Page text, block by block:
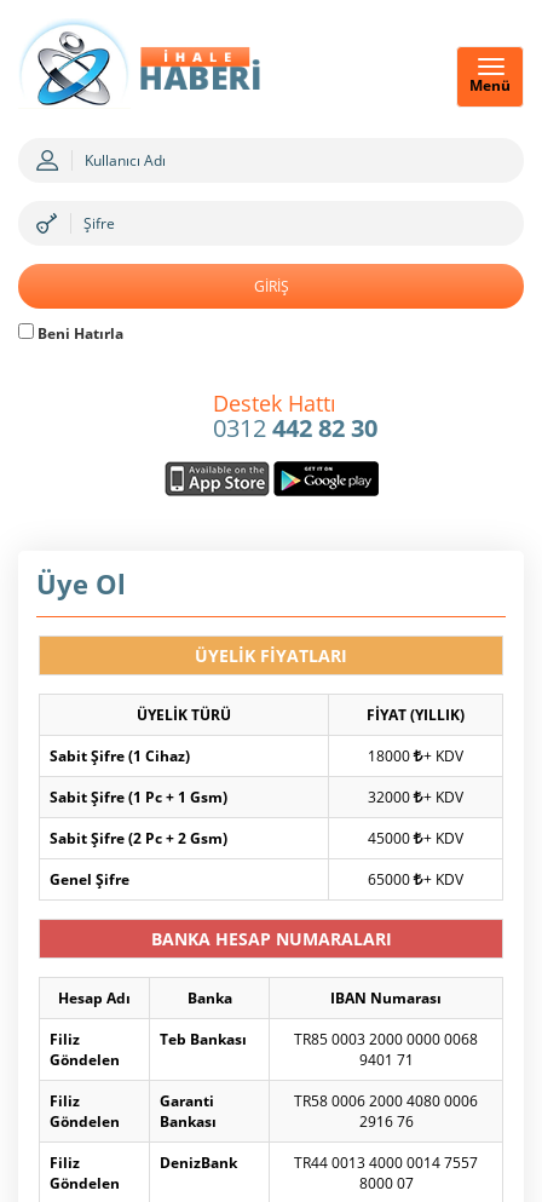
Menü
Beni Hatırla
Destek Hattı
0312442 82 30
Üye Ol
ÜYELİK FİYATLARI
ÜYELİK TÜRÜ
FİYAT (YILLIK)
Sabit Şifre (1 Cihaz)
18000 + KDV
Sabit Şifre (1 Pc + 1 Gsm)
32000 + KDV
Sabit Şifre (2 Pc + 2 Gsm)
45000 + KDV
Genel Şifre
65000 + KDV
BANKA HESAP NUMARALARI
Hesap Adı Banka
IBAN Numarası
Filiz
Göndelen
Teb Bankası
TR85 0003 2000 0000 0068
9401 71
Filiz
Göndelen
Garanti
Bankası
TR58 0006 2000 4080 0006
2916 76
Filiz
Göndelen
DenizBank
TR44 0013 4000 0014 7557
8000 07